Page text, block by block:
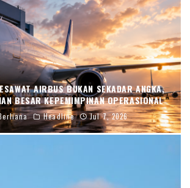
AIRBUS BUKAN SEKADAR ANGKA,
BESAR KEPEMIMPINAN OPERASIONAL
Headline Jul 7, 2026